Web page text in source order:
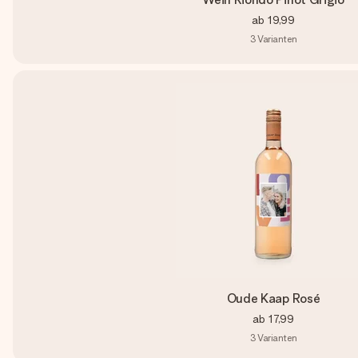
ab 19,99
3Varianten
Oude Kaap Rosé
ab 17,99
3Varianten